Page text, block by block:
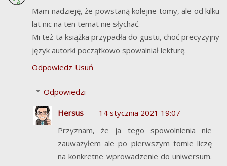
Mam nadzieję, że powstaną kolejne tomy, ale od kilku
lat nic na ten temat nie słychać.
Mi też ta książka przypadła do gustu, choć precyzyjny
język autorki początkowo spowalniał lekturę.
Odpowiedz Usuń
Odpowiedzi
Hersus
14 stycznia 2021 19:07
Przyznam, że ja tego spowolnienia nie
zauważyłem ale po pierwszym tomie liczę
na konkretne wprowadzenie do uniwersum.